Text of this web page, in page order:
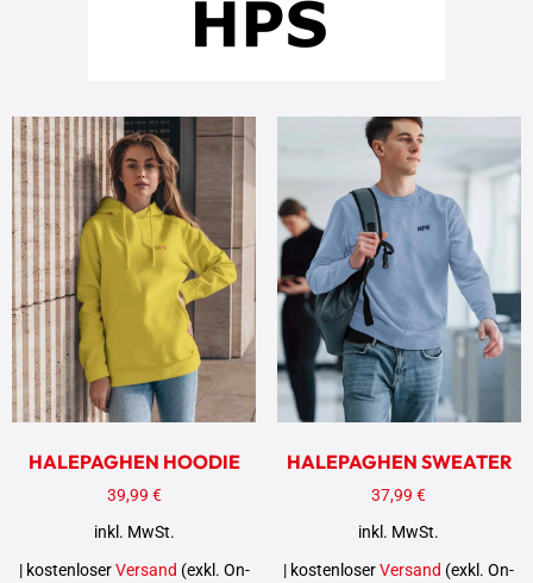
HALEPAGHEN HOODIE
39,99 €
inkl. MwSt.
| kostenloserVersand (exkl. On-
HALEPAGHEN SWEATER
37,99€
inkl. MwSt.
| kostenloserVersand (exkl. On-